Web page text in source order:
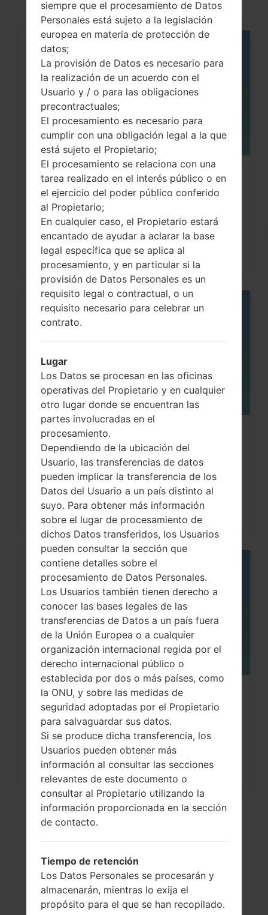
MAY
Cómo hacer Reinicio Completo en
LG G3, G4, G5 , G7...
¿Cómo restablecer datos de fábrica
a través del código...
¿Cómo restablecer datos de fábrica
a través del menú...
siempre que el procesamiento de Datos
Personales está sujeto a la legislación
europea en materia de protección de
datos;
La provisión de Datos es necesario para
la realización de un acuerdo con el
Usuario y / o para las obligaciones
precontractuales;
El procesamiento es necesario para
cumplir con una obligación legal a la que
está sujeto el Propietario;
El procesamiento se relaciona con una
tarea realizado en el interés público o en
el ejercicio del poder público conferido
al Propietario;
En cualquier caso, el Propietario estará
encantado de ayudar a aclarar la base
legal específica que se aplica al
procesamiento, y en particular si la
provisión de Datos Personales es un
requisito legal o contractual, o un
requisito necesario para celebrar un
contrato.
Lugar
Los Datos se procesan en las oficinas
operativas del Propietario y en cualquier
otro lugar donde se encuentran las
partes involucradas en el
procesamiento.
Dependiendo de la ubicación del
Usuario, las transferencias de datos
pueden implicar la transferencia de los
Datos del Usuario a un país distinto al
suyo. Para obtener más información
sobre el lugar de procesamiento de
dichos Datos transferidos, los Usuarios
pueden consultar la sección que
contiene detalles sobre el
procesamiento de Datos Personales.
Los Usuarios también tienen derecho a
conocer las bases legales de las
transferencias de Datos a un país fuera
de la Unión Europea o a cualquier
organización internacional regida por el
derecho internacional público o
establecida por dos o más países, como
la ONU, y sobre las medidas de
seguridad adoptadas por el Propietario
para salvaguardar sus datos.
Si se produce dicha transferencia, los
Usuarios pueden obtener más
información al consultar las secciones
relevantes de este documento o
consultar al Propietario utilizando la
información proporcionada en la sección
de contacto.
Tiempo de retención
Los Datos Personales se procesarán y
almacenarán, mientras lo exija el
propósito para el que se han recopilado.